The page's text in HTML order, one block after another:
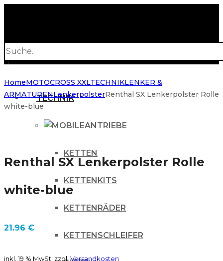
search
TECHNIK
ANTRIEBE
KETTEN
KETTENKITS
KETTENRÄDER
KETTENSCHLEIFER
HomeMOTOCROSS XXLTECHNIKLENKER &
ARMATURENLenkerpolsterRenthal SX Lenkerpolster Rolle
white-blue
Renthal SX Lenkerpolster Rolle
white-blue
21.96 €
inkl. 19 % MwSt. zzgl.Versandkosten